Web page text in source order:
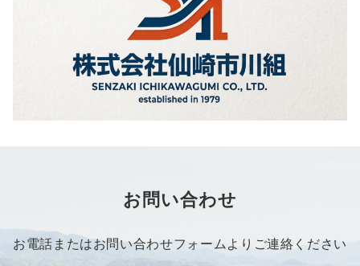
お問い合わせ
お電話またはお問い合わせフォームよりご連絡ください